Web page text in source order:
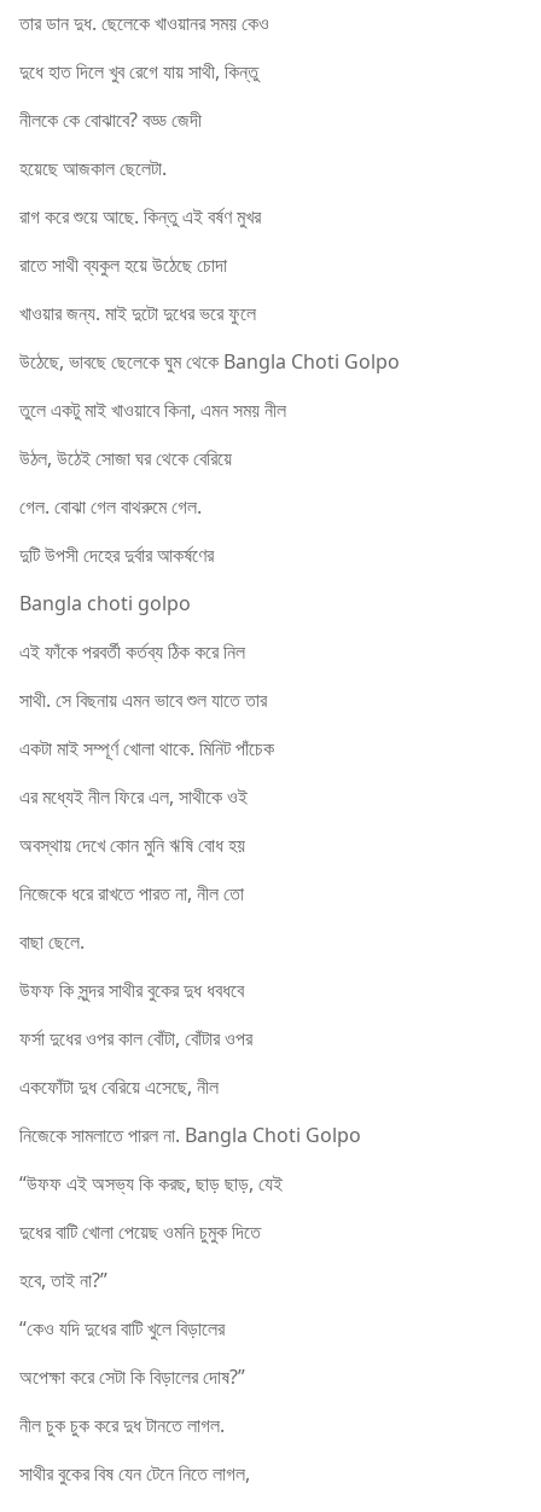
তার ডান দুধ. ছেলেকে খাওয়ানর সময় কেও
দুধে হাত দিলে খুব রেগে যায় সাথী, কিন্তু
নীলকে কে বোঝাবে? বড্ড জেদী
হয়েছে আজকাল ছেলেটা.
রাগ করে শুয়ে আছে. কিন্তু এই বর্ষণ মুখর
রাতে সাথী ব্যকুল হয়ে উঠেছে চোদা
খাওয়ার জন্য. মাই দুটো দুধের ভরে ফুলে
উঠেছে, ভাবছে ছেলেকে ঘুম থেকে Bangla Choti Golpo
তুলে একটু মাই খাওয়াবে কিনা, এমন সময় নীল
উঠল, উঠেই সোজা ঘর থেকে বেরিয়ে
গেল. বোঝা গেল বাথরুমে গেল.
দুটি উপসী দেহের দুর্বার আকর্ষণের
Bangla choti golpo
এই ফাঁকে পরবর্তী কর্তব্য ঠিক করে নিল
সাথী. সে বিছনায় এমন ভাবে শুল যাতে তার
একটা মাই সম্পূর্ণ খোলা থাকে. মিনিট পাঁচেক
এর মধ্যেই নীল ফিরে এল, সাথীকে ওই
অবস্থায় দেখে কোন মুনি ঋষি বোধ হয়
নিজেকে ধরে রাখতে পারত না, নীল তো
বাছা ছেলে.
উফফ কি সুন্দর সাথীর বুকের দুধ ধবধবে
ফর্সা দুধের ওপর কাল বোঁটা, বোঁটার ওপর
একফোঁটা দুধ বেরিয়ে এসেছে, নীল
নিজেকে সামলাতে পারল না. Bangla Choti Golpo
“উফফ এই অসভ্য কি করছ, ছাড় ছাড়, যেই
দুধের বাটি খোলা পেয়েছ ওমনি চুমুক দিতে
হবে, তাই না?”
“কেও যদি দুধের বাটি খুলে বিড়ালের
অপেক্ষা করে সেটা কি বিড়ালের দোষ?”
নীল চুক চুক করে দুধ টানতে লাগল.
সাথীর বুকের বিষ যেন টেনে নিতে লাগল,